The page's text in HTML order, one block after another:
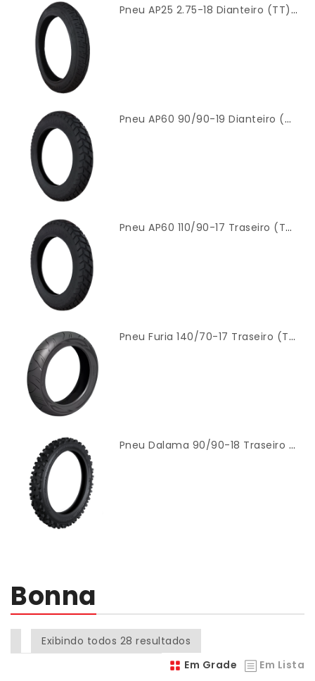
Pneu AP25 2.75-18 Dianteiro (TT) Modelo Titan 2000 – Cinborg
Pneu AP60 90/90-19 Dianteiro (TT) Modelo Original – Cinborg
Pneu AP60 110/90-17 Traseiro (TT) Modelo Original – Cinborg
Pneu Furia 140/70-17 Traseiro (TL) – Cinborg
Pneu Dalama 90/90-18 Traseiro (Cross) – Cinborg
Bonna
Exibindo todos 28 resultados
Em Grade
Em Lista